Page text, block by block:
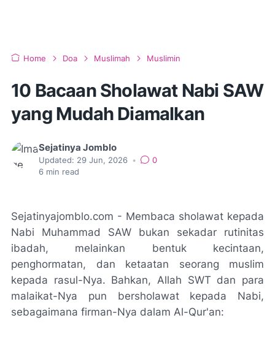
Home Doa Muslimah Muslimin
10 Bacaan Sholawat Nabi SAW
yang Mudah Diamalkan
Sejatinya Jomblo
Updated: 29 Jun, 2026 •
0
6 min read
Sejatinyajomblo.com - Membaca sholawat kepada
Nabi Muhammad SAW bukan sekadar rutinitas
ibadah, melainkan bentuk kecintaan,
penghormatan, dan ketaatan seorang muslim
kepada rasul-Nya. Bahkan, Allah SWT dan para
malaikat-Nya pun bersholawat kepada Nabi,
sebagaimana firman-Nya dalam Al-Qur'an: